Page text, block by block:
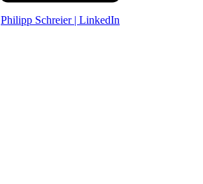
Philipp Schreier | LinkedIn